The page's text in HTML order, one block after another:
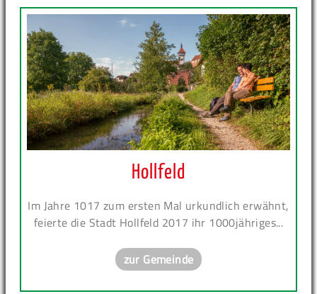
Hollfeld
Im Jahre 1017 zum ersten Mal urkundlich erwähnt,
feierte die Stadt Hollfeld 2017 ihr 1000jähriges...
zur Gemeinde